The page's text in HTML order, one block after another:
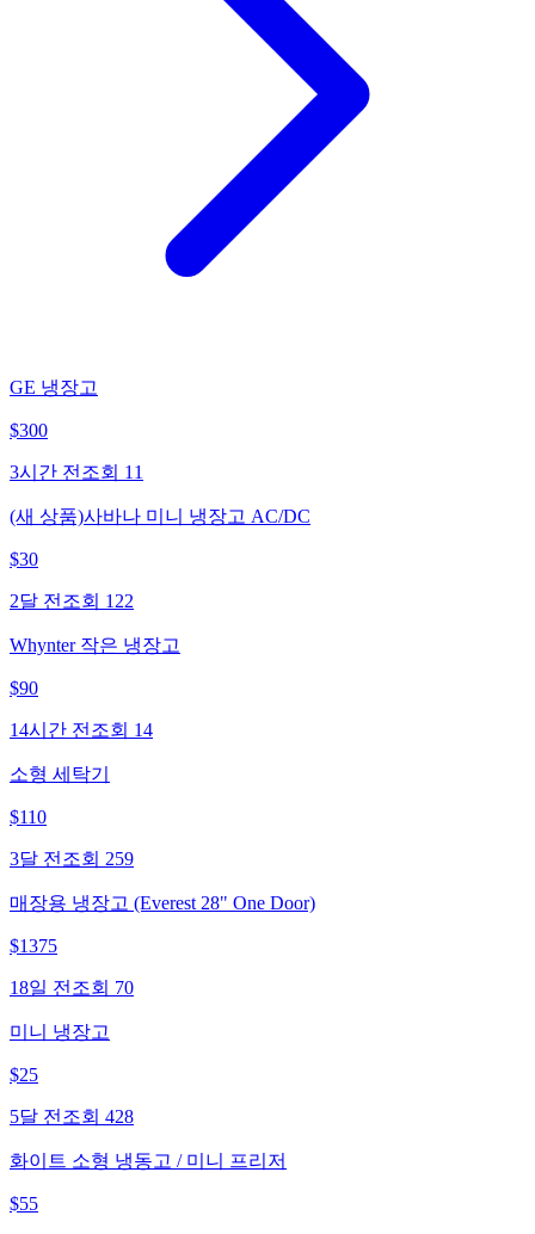
GE 냉장고
$300
3시간 전 조회 11
(새 상품)사바나 미니 냉장고 AC/DC
$30
2달 전 조회 122
Whynter 작은 냉장고
$90
14시간 전 조회 14
소형 세탁기
$110
3달 전 조회 259
매장용 냉장고 (Everest 28" One Door)
$1375
18일 전 조회 70
미니 냉장고
$25
5달 전 조회 428
화이트 소형 냉동고 / 미니 프리저
$55